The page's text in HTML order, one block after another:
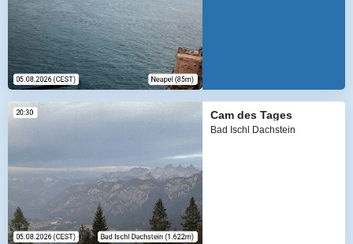
Cam des Tages
Bad Ischl Dachstein